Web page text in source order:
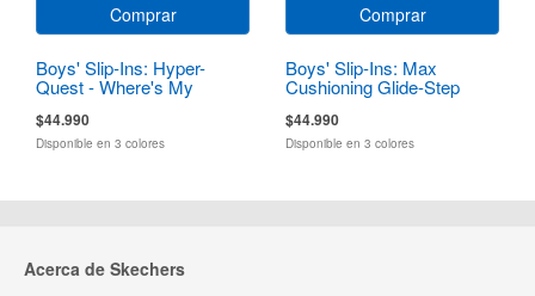
Comprar
Boys' Slip-Ins: Hyper-
Quest - Where's My
$44.990
Disponible en 3 colores
Comprar
Boys' Slip-Ins: Max
Cushioning Glide-Step
$44.990
Disponible en 3 colores
Acerca de Skechers